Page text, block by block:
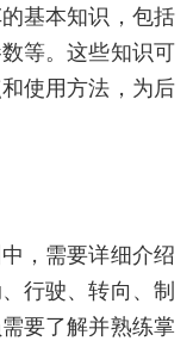
基本知识，包括
等。这些知识可
使用方法，为后
，需要详细介绍
行驶、转向、制
要了解并熟练掌